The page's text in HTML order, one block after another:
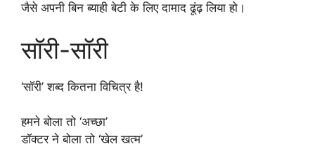
जैसे अपनी बिन ब्याही बेटी के लिए दामाद ढूंढ़ लिया हो।
सॉरी-सॉरी
‘सॉरी’ शब्द कितना विचित्र है!
हमने बोला तो ‘अच्छा’
डॉक्टर ने बोला तो ‘खेल खत्म’